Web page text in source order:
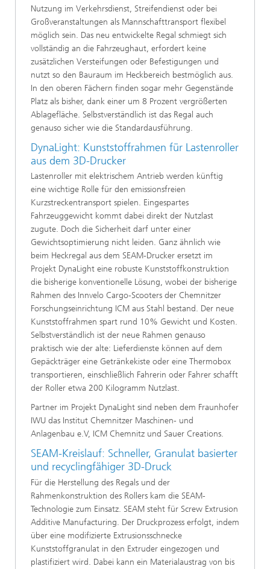
Nutzung im Verkehrsdienst, Streifendienst oder bei
Großveranstaltungen als Mannschafttransport flexibel
möglich sein. Das neu entwickelte Regal schmiegt sich
vollständig an die Fahrzeughaut, erfordert keine
zusätzlichen Versteifungen oder Befestigungen und
nutzt so den Bauraum im Heckbereich bestmöglich aus.
In den oberen Fächern finden sogar mehr Gegenstände
Platz als bisher, dank einer um 8 Prozent vergrößerten
Ablagefläche. Selbstverständlich ist das Regal auch
genauso sicher wie die Standardausführung.
DynaLight: Kunststoffrahmen für Lastenroller
aus dem 3D-Drucker
Lastenroller mit elektrischem Antrieb werden künftig
eine wichtige Rolle für den emissionsfreien
Kurzstreckentransport spielen. Eingespartes
Fahrzeuggewicht kommt dabei direkt der Nutzlast
zugute. Doch die Sicherheit darf unter einer
Gewichtsoptimierung nicht leiden. Ganz ähnlich wie
beim Heckregal aus dem SEAM-Drucker ersetzt im
Projekt DynaLight eine robuste Kunststoffkonstruktion
die bisherige konventionelle Lösung, wobei der bisherige
Rahmen des Innvelo Cargo-Scooters der Chemnitzer
Forschungseinrichtung ICM aus Stahl bestand. Der neue
Kunststoffrahmen spart rund 10% Gewicht und Kosten.
Selbstverständlich ist der neue Rahmen genauso
praktisch wie der alte: Lieferdienste können auf dem
Gepäckträger eine Getränkekiste oder eine Thermobox
transportieren, einschließlich Fahrerin oder Fahrer schafft
der Roller etwa 200 Kilogramm Nutzlast.
Partner im Projekt DynaLight sind neben dem Fraunhofer
IWU das Institut Chemnitzer Maschinen- und
Anlagenbau e.V, ICM Chemnitz und Sauer Creations.
SEAM-Kreislauf: Schneller, Granulat basierter
und recyclingfähiger 3D-Druck
Für die Herstellung des Regals und der
Rahmenkonstruktion des Rollers kam die SEAM-
Technologie zum Einsatz. SEAM steht für Screw Extrusion
Additive Manufacturing. Der Druckprozess erfolgt, indem
über eine modifizierte Extrusionsschnecke
Kunststoffgranulat in den Extruder eingezogen und
plastifiziert wird. Dabei kann ein Materialaustrag von bis